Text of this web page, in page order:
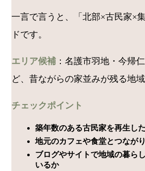
一言で言うと、「北部×古民家×
ドです。
エリア候補 ：名護市羽地・今帰
ど、昔ながらの家並みが残る地域
チェックポイント
築年数のある古民家を再生し
地元のカフェや食堂とつなが
ブログやサイトで地域の暮ら
いるか